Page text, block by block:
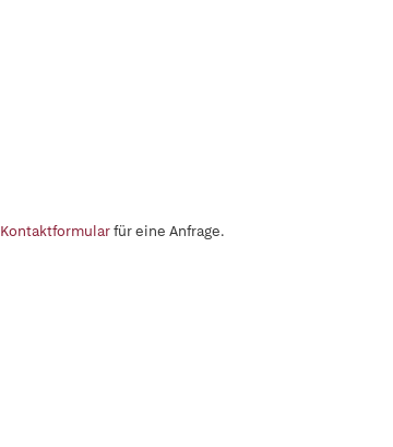
Kontaktformularfür eine Anfrage.